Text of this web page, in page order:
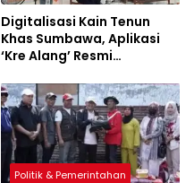
Digitalisasi Kain Tenun
Khas Sumbawa, Aplikasi
‘Kre Alang’ Resmi
Politik & Pemerintahan